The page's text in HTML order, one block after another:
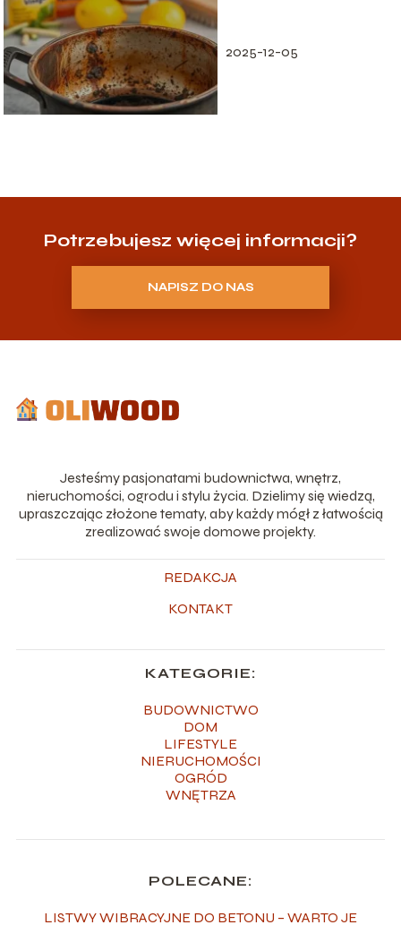
2025-12-05
Potrzebujesz więcej informacji?
NAPISZ DO NAS
Jesteśmy pasjonatami budownictwa, wnętrz,
nieruchomości, ogrodu i stylu życia. Dzielimy się wiedzą,
upraszczając złożone tematy, aby każdy mógł z łatwością
zrealizować swoje domowe projekty.
REDAKCJA
KONTAKT
KATEGORIE:
BUDOWNICTWO
DOM
LIFESTYLE
NIERUCHOMOŚCI
OGRÓD
WNĘTRZA
POLECANE:
LISTWY WIBRACYJNE DO BETONU – WARTO JE